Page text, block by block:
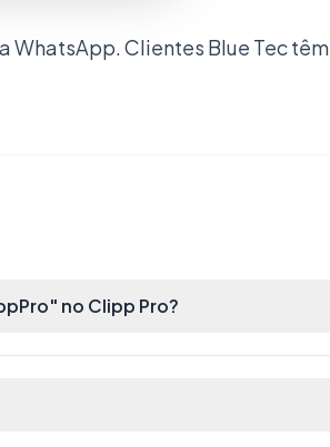
WhatsApp. Clientes Blue Tec têm
no Clipp Pro?